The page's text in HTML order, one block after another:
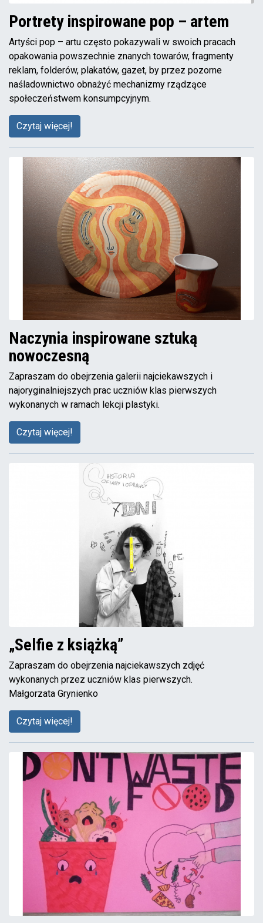
Portrety inspirowane pop – artem
Artyści pop – artu często pokazywali w swoich pracach
opakowania powszechnie znanych towarów, fragmenty
reklam, folderów, plakatów, gazet, by przez pozorne
naśladownictwo obnażyć mechanizmy rządzące
społeczeństwem konsumpcyjnym.
Czytaj więcej!
Naczynia inspirowane sztuką
nowoczesną
Zapraszam do obejrzenia galerii najciekawszych i
najoryginalniejszych prac uczniów klas pierwszych
wykonanych w ramach lekcji plastyki.
Czytaj więcej!
„Selfie z książką”
Zapraszam do obejrzenia najciekawszych zdjęć
wykonanych przez uczniów klas pierwszych.
Małgorzata Grynienko
Czytaj więcej!